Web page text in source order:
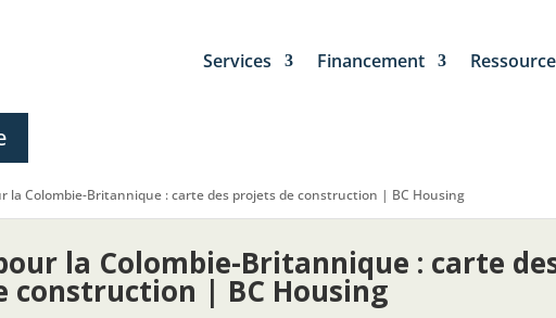
Services Financement
la Colombie-Britannique : carte des projets de construction | BC Housing
la Colombie-Britannique : carte
construction | BC Housing